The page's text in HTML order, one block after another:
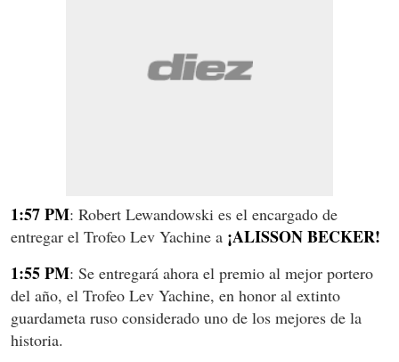
1:57 PM: Robert Lewandowski es el encargado de
entregar el Trofeo Lev Yachine a ¡ALISSON BECKER!
1:55 PM: Se entregará ahora el premio al mejor portero
del año, el Trofeo Lev Yachine, en honor al extinto
guardameta ruso considerado uno de los mejores de la
historia.